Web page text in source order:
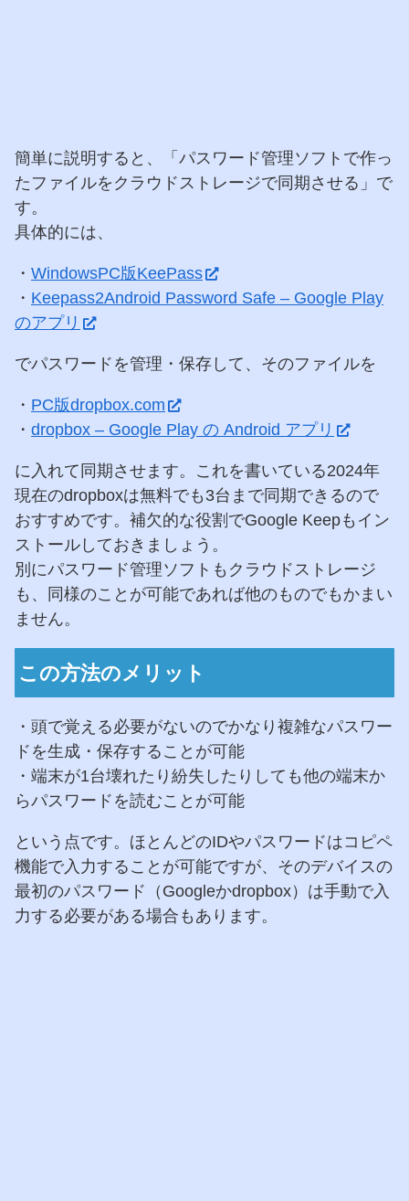
簡単に説明すると、「パスワード管理ソフトで作っ
たファイルをクラウドストレージで同期させる」で
す。
具体的には、
・ WindowsPC版KeePass
・ Keepass2Android Password Safe – Google Play
のアプリ
でパスワードを管理・保存して、そのファイルを
・ PC版dropbox.com
・ dropbox – Google Play の Android アプリ
に入れて同期させます。これを書いている2024年
現在のdropboxは無料でも3台まで同期できるので
おすすめです。補欠的な役割でGoogle Keepもイン
ストールしておきましょう。
別にパスワード管理ソフトもクラウドストレージ
も、同様のことが可能であれば他のものでもかまい
ません。
この方法のメリット
・頭で覚える必要がないのでかなり複雑なパスワー
ドを生成・保存することが可能
・端末が1台壊れたり紛失したりしても他の端末か
らパスワードを読むことが可能
という点です。ほとんどのIDやパスワードはコピペ
機能で入力することが可能ですが、そのデバイスの
最初のパスワード（Googleかdropbox）は手動で入
力する必要がある場合もあります。